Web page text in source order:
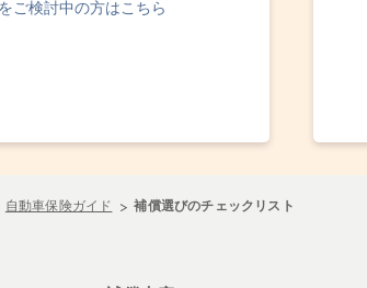
ご検討中の方はこちら
自動車保険ガイド 補償選びのチェックリスト